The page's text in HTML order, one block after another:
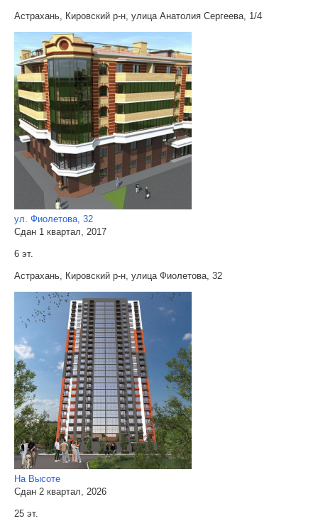
Астрахань, Кировский р-н, улица Анатолия Сергеева, 1/4
ул. Фиолетова, 32
Сдан 1 квартал, 2017
6 эт.
Астрахань, Кировский р-н, улица Фиолетова, 32
На Высоте
Сдан 2 квартал, 2026
25 эт.